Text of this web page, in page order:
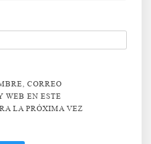
CORREO
WEB EN ESTE
LA PRÓXIMA VEZ